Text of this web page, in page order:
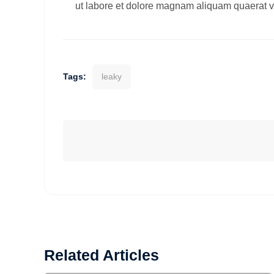
ut labore et dolore magnam aliquam quaerat
Tags: leaky
Related Articles